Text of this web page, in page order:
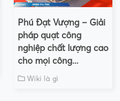
Phú Đạt Vượng – Giải
pháp quạt công
nghiệp chất lượng cao
cho mọi công...
Wiki là gì